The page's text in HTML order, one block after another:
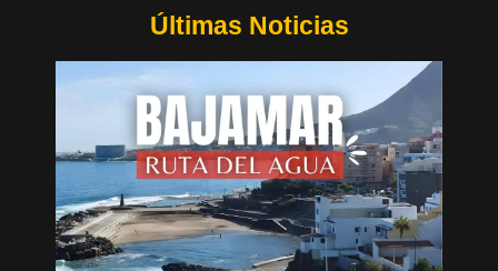
Últimas Noticias